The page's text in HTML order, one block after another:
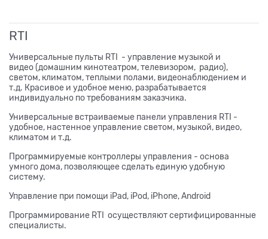
RTI
Универсальные пульты RTI - управление музыкой и
видео (домашним кинотеатром, телевизором, радио),
светом, климатом, теплыми полами, видеонаблюдением и
т.д. Красивое и удобное меню, разрабатывается
индивидуально по требованиям заказчика.
Универсальные встраиваемые панели управления RTI -
удобное, настенное управление светом, музыкой, видео,
климатом и т.д.
Программируемые контроллеры управления - основа
умного дома, позволяющее сделать единую удобную
систему.
Управление при помощи iPad, iPod, iPhone, Android
Программирование RTI осуществляют сертифицированные
специалисты.